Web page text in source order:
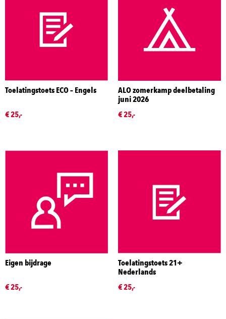
Toelatingstoets ECO – Engels
€ 25,-
ALO zomerkamp deelbetaling
juni 2026
€ 25,-
Eigen bijdrage
€ 25,-
Toelatingstoets 21+
Nederlands
€ 25,-